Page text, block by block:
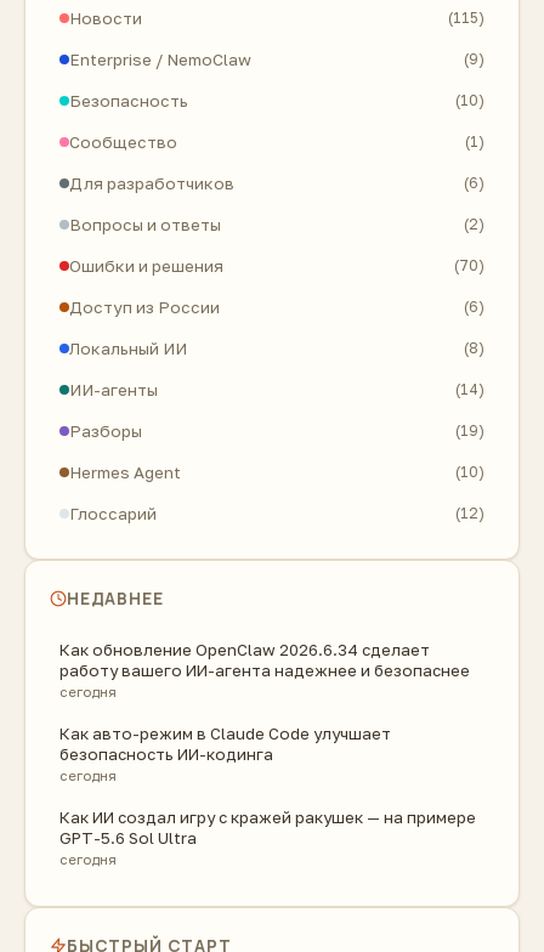
Новости (115)
Enterprise / NemoClaw (9)
Безопасность (10)
Сообщество (1)
Для разработчиков (6)
Вопросы и ответы (2)
Ошибки и решения (70)
Доступ из России (6)
Локальный ИИ (8)
ИИ-агенты (14)
Разборы (19)
Hermes Agent (10)
Глоссарий (12)
НЕДАВНЕЕ
Как обновление OpenClaw 2026.6.34 сделает
работу вашего ИИ-агента надежнее и безопаснее
сегодня
Как авто-режим в Claude Code улучшает
безопасность ИИ-кодинга
сегодня
Как ИИ создал игру с кражей ракушек — на примере
GPT-5.6 Sol Ultra
сегодня
БЫСТРЫЙ СТАРТ